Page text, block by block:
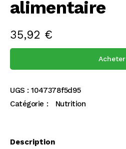
alimentaire
35,92 €
Acheter
UGS :1047378f5d95
Catégorie :
Nutrition
Description